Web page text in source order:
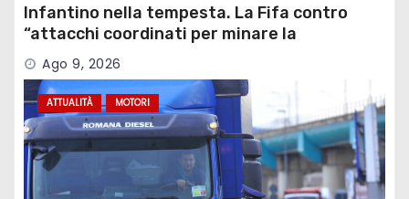
Infantino nella tempesta. La Fifa contro
“attacchi coordinati per minare la
governance”
Ago 9, 2026
ATTUALITÀ MOTORI